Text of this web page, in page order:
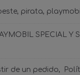
pirata
SPECIAL Y
de un pedido